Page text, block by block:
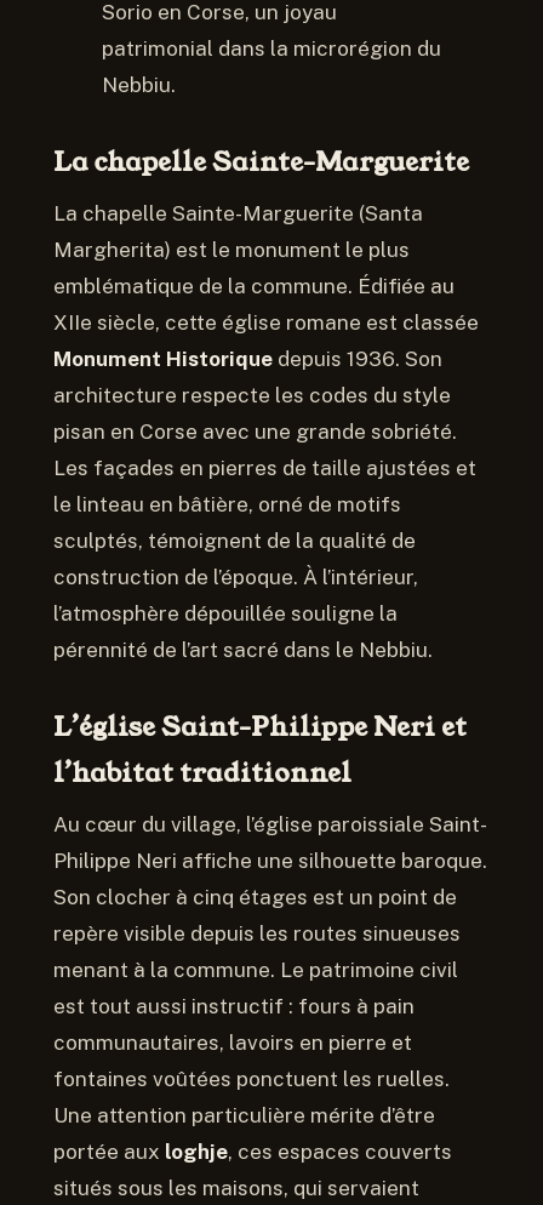
Sorio en Corse, un joyau
patrimonial dans la microrégion du
Nebbiu.
La chapelle Sainte-Marguerite
La chapelle Sainte-Marguerite (Santa
Margherita) est le monument le plus
emblématique de la commune. Édifiée au
XIIe siècle, cette église romane est classée
Monument Historique depuis 1936. Son
architecture respecte les codes du style
pisan en Corse avec une grande sobriété.
Les façades en pierres de taille ajustées et
le linteau en bâtière, orné de motifs
sculptés, témoignent de la qualité de
construction de l’époque. À l’intérieur,
l’atmosphère dépouillée souligne la
pérennité de l’art sacré dans le Nebbiu.
L’église Saint-Philippe Neri et
l’habitat traditionnel
Au cœur du village, l’église paroissiale Saint-
Philippe Neri affiche une silhouette baroque.
Son clocher à cinq étages est un point de
repère visible depuis les routes sinueuses
menant à la commune. Le patrimoine civil
est tout aussi instructif : fours à pain
communautaires, lavoirs en pierre et
fontaines voûtées ponctuent les ruelles.
Une attention particulière mérite d’être
portée aux loghje, ces espaces couverts
situés sous les maisons, qui servaient